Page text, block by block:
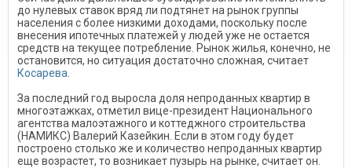
до нулевых ставок вряд ли подтянет на рынок группы
населения с более низкими доходами, поскольку после
внесения ипотечных платежей у людей уже не остается
средств на текущее потребление. Рынок жилья, конечно, не
остановится, но ситуация достаточно сложная, считает
Косарева
За последний год выросла доля непроданных квартир в
многоэтажках, отметил вице-президент Национального
агентства малоэтажного и коттеджного строительства
(НАМИКС) Валерий Казейкин. Если в этом году будет
построено столько же и количество непроданных квартир
еще возрастет, то возникает пузырь на рынке, считает он.